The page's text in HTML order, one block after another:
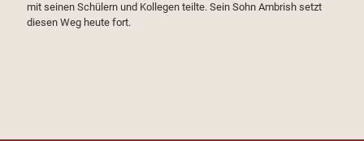
mit seinen Schülern und Kollegen teilte. Sein Sohn Ambrish setzt
diesen Weg heute fort.